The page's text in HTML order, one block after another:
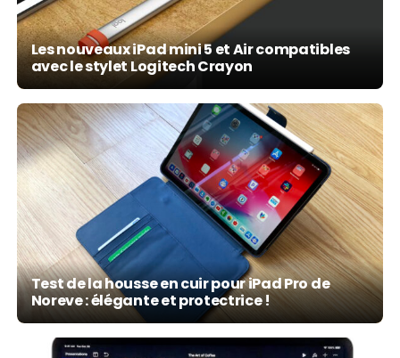
Les nouveaux iPad mini 5 et Air compatibles
avec le stylet Logitech Crayon
Test de la housse en cuir pour iPad Pro de
Noreve : élégante et protectrice !